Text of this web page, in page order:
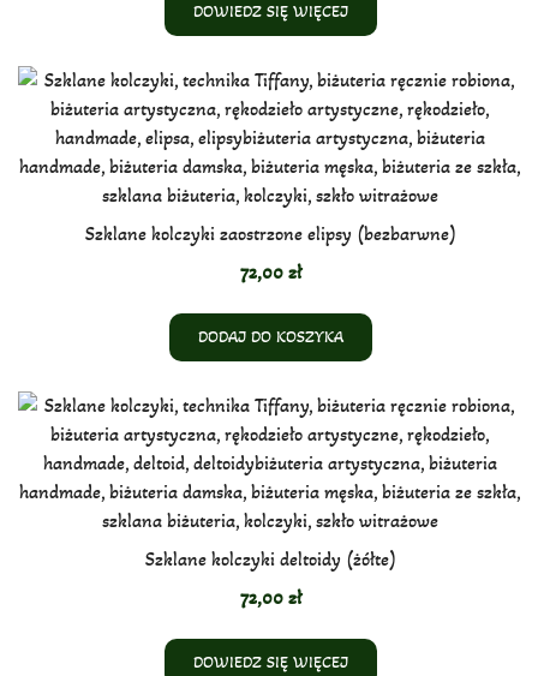
DOWIEDZ SIĘ WIĘCEJ
Szklane kolczyki zaostrzone elipsy (bezbarwne)
72,00 zł
DODAJ DO KOSZYKA
Szklane kolczyki deltoidy (żółte)
72,00 zł
DOWIEDZ SIĘ WIĘCEJ